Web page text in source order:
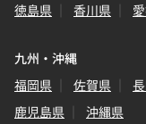
徳島県
香川県
九州・沖縄
福岡県
佐賀県
鹿児島県
沖縄県